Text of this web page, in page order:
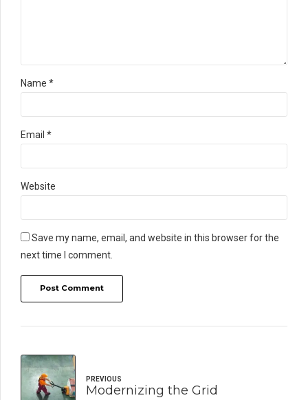
Name *
Email *
Website
Save my name, email, and website in this browser for the
next time I comment.
Post Comment
PREVIOUS
Modernizing the Grid